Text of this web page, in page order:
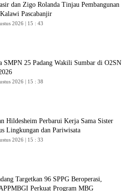
dan Zigo Rolanda Tinjau Pembangunan
Pascabanjir
2026 | 15 : 43
SMPN 25 Padang Wakili Sumbar di O2SN
2026 | 15 : 38
Hildesheim Perbarui Kerja Sama Sister
Lingkungan dan Pariwisata
2026 | 15 : 33
Targetkan 96 SPPG Beroperasi,
Perkuat Program MBG